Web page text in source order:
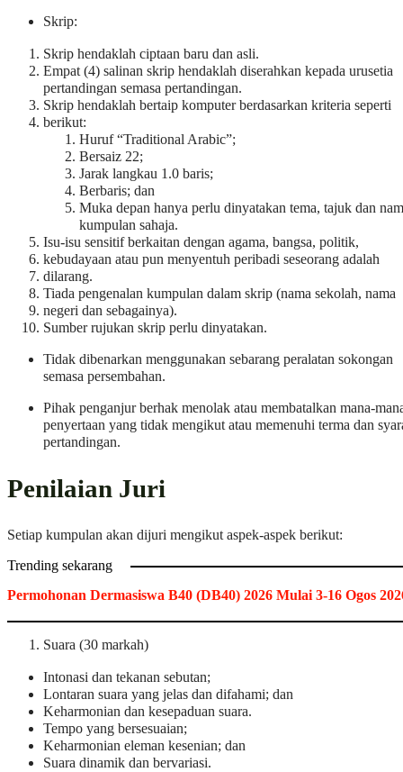
Skrip:
Skrip hendaklah ciptaan baru dan asli.
Empat (4) salinan skrip hendaklah diserahkan kepada urusetia
pertandingan semasa pertandingan.
Skrip hendaklah bertaip komputer berdasarkan kriteria seperti
berikut:
Huruf “Traditional Arabic”;
Bersaiz 22;
Jarak langkau 1.0 baris;
Berbaris; dan
Muka depan hanya perlu dinyatakan tema, tajuk dan
kumpulan sahaja.
Isu-isu sensitif berkaitan dengan agama, bangsa, politik,
kebudayaan atau pun menyentuh peribadi seseorang adalah
dilarang.
Tiada pengenalan kumpulan dalam skrip (nama sekolah, nama
negeri dan sebagainya).
Sumber rujukan skrip perlu dinyatakan.
Tidak dibenarkan menggunakan sebarang peralatan sokongan
semasa persembahan.
Pihak penganjur berhak menolak atau membatalkan mana-
penyertaan yang tidak mengikut atau memenuhi terma dan
pertandingan.
Penilaian Juri
Setiap kumpulan akan dijuri mengikut aspek-aspek berikut:
Trending sekarang
Permohonan Dermasiswa B40 (DB40) 2026 Mulai 3-16 Ogos
Suara (30 markah)
Intonasi dan tekanan sebutan;
Lontaran suara yang jelas dan difahami; dan
Keharmonian dan kesepaduan suara.
Tempo yang bersesuaian;
Keharmonian eleman kesenian; dan
Suara dinamik dan bervariasi.